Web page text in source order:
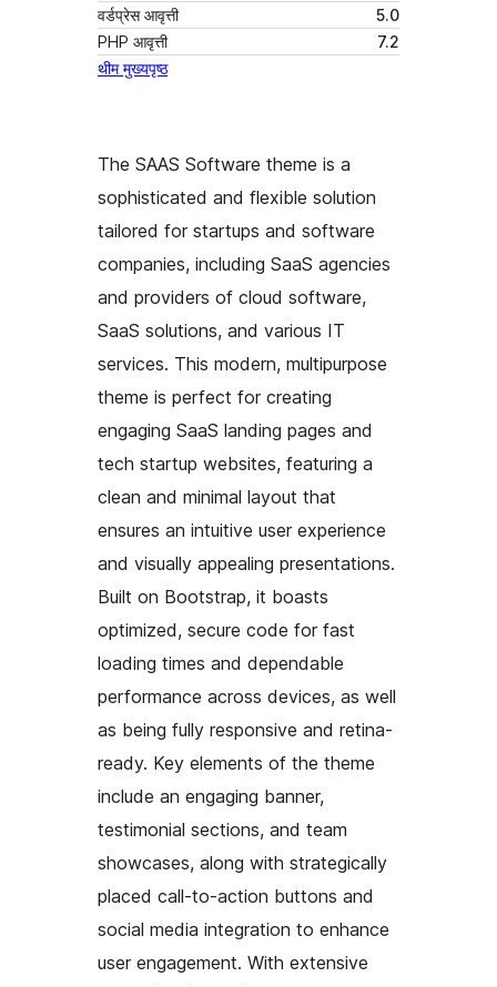
वर्डप्रेस आवृत्ती
5.0
PHP आवृत्ती
7.2
थीम मुख्यपृष्ठ
The SAAS Software theme is a
sophisticated and flexible solution
tailored for startups and software
companies, including SaaS agencies
and providers of cloud software,
SaaS solutions, and various IT
services. This modern, multipurpose
theme is perfect for creating
engaging SaaS landing pages and
tech startup websites, featuring a
clean and minimal layout that
ensures an intuitive user experience
and visually appealing presentations.
Built on Bootstrap, it boasts
optimized, secure code for fast
loading times and dependable
performance across devices, as well
as being fully responsive and retina-
ready. Key elements of the theme
include an engaging banner,
testimonial sections, and team
showcases, along with strategically
placed call-to-action buttons and
social media integration to enhance
user engagement. With extensive